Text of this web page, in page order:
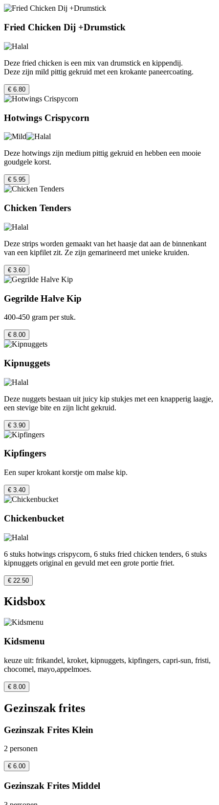
Fried Chicken Dij +Drumstick
Deze fried chicken is een mix van drumstick en kippendij.
Deze zijn mild pittig gekruid met een krokante paneercoating.
€ 6.80
Hotwings Crispycorn
Deze hotwings zijn medium pittig gekruid en hebben een mooie
goudgele korst.
€ 5.95
Chicken Tenders
Deze strips worden gemaakt van het haasje dat aan de binnenkant
van een kipfilet zit. Ze zijn gemarineerd met unieke kruiden.
€ 3.60
Gegrilde Halve Kip
400-450 gram per stuk.
€ 8.00
Kipnuggets
Deze nuggets bestaan uit juicy kip stukjes met een knapperig laagje,
een stevige bite en zijn licht gekruid.
€ 3.90
Kipfingers
Een super krokant korstje om malse kip.
€ 3.40
Chickenbucket
6 stuks hotwings crispycorn, 6 stuks fried chicken tenders, 6 stuks
kipnuggets original en gevuld met een grote portie friet.
€ 22.50
Kidsbox
Kidsmenu
keuze uit: frikandel, kroket, kipnuggets, kipfingers, capri-sun, fristi,
chocomel, mayo,appelmoes.
€ 8.00
Gezinszak frites
Gezinszak Frites Klein
2 personen
€ 6.00
Gezinszak Frites Middel